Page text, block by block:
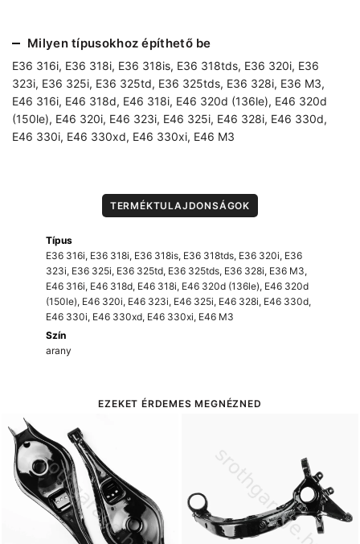
arany
(4x5+1
mennyiség
Milyen típusokhoz építhető be
E36 316i, E36 318i, E36 318is, E36 318tds, E36 320i, E36
323i, E36 325i, E36 325td, E36 325tds, E36 328i, E36 M3,
E46 316i, E46 318d, E46 318i, E46 320d (136le), E46 320d
(150le), E46 320i, E46 323i, E46 325i, E46 328i, E46 330d,
E46 330i, E46 330xd, E46 330xi, E46 M3
TERMÉKTULAJDONSÁGOK
Típus
E36 316i, E36 318i, E36 318is, E36 318tds, E36 320i, E36
323i, E36 325i, E36 325td, E36 325tds, E36 328i, E36 M3,
E46 316i, E46 318d, E46 318i, E46 320d (136le), E46 320d
(150le), E46 320i, E46 323i, E46 325i, E46 328i, E46 330d,
E46 330i, E46 330xd, E46 330xi, E46 M3
Szín
arany
EZEKET ÉRDEMES MEGNÉZNED